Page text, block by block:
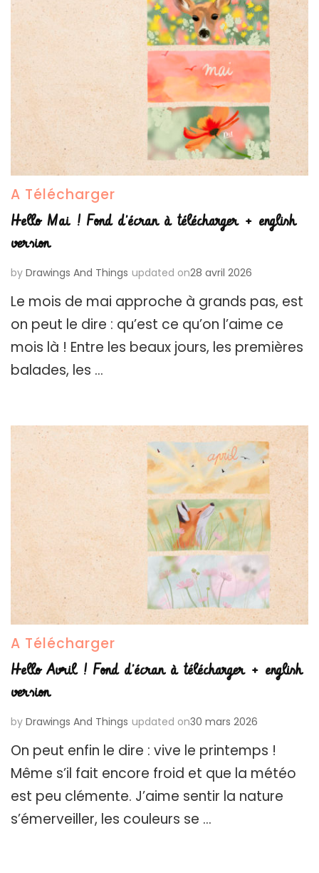
A Télécharger
Hello Mai ! Fond d’écran à télécharger + english
version
by Drawings And Things updated on28 avril 2026
Le mois de mai approche à grands pas, est
on peut le dire : qu’est ce qu’on l’aime ce
mois là ! Entre les beaux jours, les premières
balades, les …
A Télécharger
Hello Avril ! Fond d’écran à télécharger + english
version
by Drawings And Things updated on30 mars 2026
On peut enfin le dire : vive le printemps !
Même s’il fait encore froid et que la météo
est peu clémente. J’aime sentir la nature
s’émerveiller, les couleurs se …